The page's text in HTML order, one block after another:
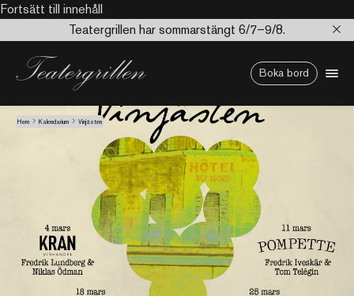
Fortsätt till innehåll
Teatergrillen har sommarstängt 6/7–9/8.
Boka bord
Hem Kalendarium Vinjästen